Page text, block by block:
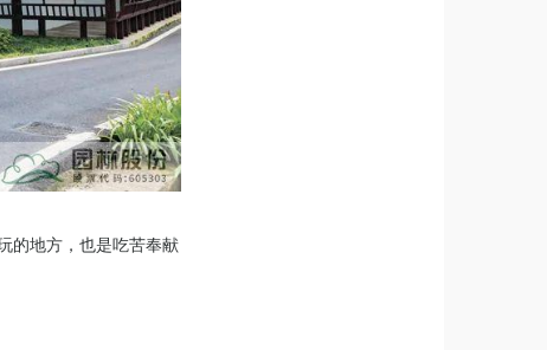
的地方，也是吃苦奉献